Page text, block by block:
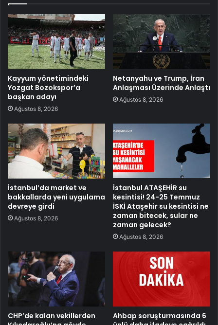
Kayyum yönetimindeki
Yozgat Bozokspor’a
başkan adayı
Ağustos 8, 2026
Netanyahu ve Trump, İran
Anlaşması Üzerinde Anlaştı
Ağustos 8, 2026
İstanbul’da market ve
bakkallarda yeni uygulama
devreye girdi
Ağustos 8, 2026
İstanbul ATAŞEHİR su
kesintisi! 24-25 Temmuz
İSKİ Ataşehir su kesintisi ne
zaman bitecek, sular ne
zaman gelecek?
Ağustos 8, 2026
CHP’de kalan vekillerden
Ahbap soruşturmasında 6